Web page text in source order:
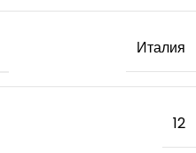
Италия
12